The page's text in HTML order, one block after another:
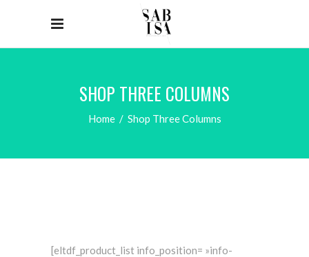
SHOP THREE COLUMNS
Home/ Shop Three Columns
[eltdf_product_list info_position= »info-